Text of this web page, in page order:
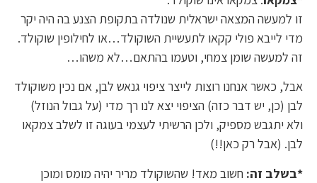
זו למעשה המצאה ישראלית שנולדה בתקופת הצנע בה היה יקר
מדי לייבא פולי קקאו לתעשיית השוקולד…או לחילופין שוקולד.
זה למעשה שומן צמחי, וטעמו בהתאם…לא משהו…
אבל, כאשר אנחנו רוצות לייצר ציפוי גנאש לבן, אם נכין משוקולד
לבן (כן, יש דבר כזה) הציפוי יצא לנו רך מדי (על גבול הנוזל)
ולא יתגבש מספיק, ולכן הרשיתי לעצמי בעוגה זו לשלב צמקאו
לבן. (אבל רק כאן!!)
*בשלב זה: חשוב מאד! שהשוקולד מריר יהיה מומס ומוכן